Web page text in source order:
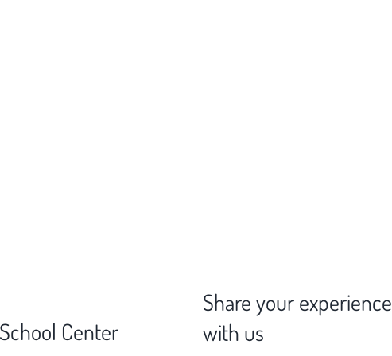
Center
Share your experience
with us